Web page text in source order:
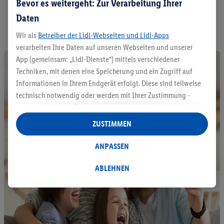
A
e
P
r
o
d
u
k
e
n
t
e
k
e
n
Bevor es weitergeht: Zur Verarbeitung Ihrer
Daten
Wir als Betreiber der Lidl-Webseiten und Lidl-Apps
verarbeiten Ihre Daten auf unseren Webseiten und unserer
App (gemeinsam: „Lidl-Dienste“) mittels verschiedener
Techniken, mit denen eine Speicherung und ein Zugriff auf
Informationen in Ihrem Endgerät erfolgt. Diese sind teilweise
technisch notwendig oder werden mit Ihrer Zustimmung -
auch durch Partner (u.a.
Verantwortliche; im Zusammenhang mit dem IAB TCF
insgesamt
Statistik-Erstellung oder für personalisierte Werbung
Datenverarbeitungen für personalisierte Werbung werden
Dritten die Ausspielung von Werbung außerhalb der Lidl-
Dienste über die Ihnen und Ihren Haushaltsangehörigen
zugeordneten Endgeräte zu ermöglichen. Sofern Sie
ABLEHNEN
ANPASSEN
ZUSTIMMEN